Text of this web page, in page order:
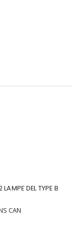
DEL TYPE B
CAN